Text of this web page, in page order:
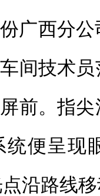
广西分
间技术
前。指
统便呈现
沿路线